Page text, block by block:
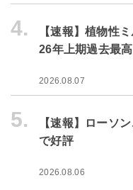
4.
【速報】植物性
26年上期過去最
2026.08.07
5.
【速報】ローソ
で好評
2026.08.06